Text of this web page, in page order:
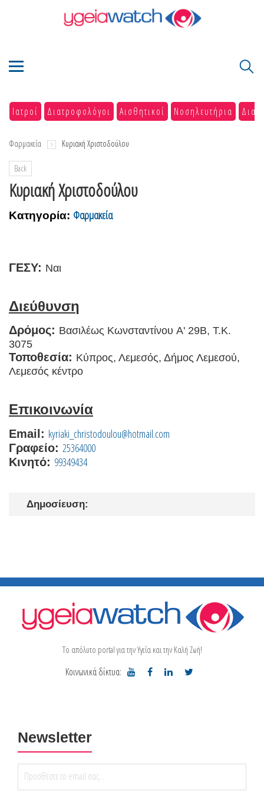
Ιατροί Διατροφολόγοι Αισθητικοί Νοσηλευτήρια
Φαρμακεία Κυριακή Χριστοδούλου
Back
Κυριακή Χριστοδούλου
Κατηγορία: Φαρμακεία
ΓΕΣΥ: Ναι
Διεύθυνση
Δρόμος: Βασιλέως Κωνσταντίνου A' 29B, Τ.Κ.
3075
Τοποθεσία: Κύπρος, Λεμεσός, Δήμος Λεμεσού,
Λεμεσός κέντρο
Επικοινωνία
Email: kyriaki_christodoulou@hotmail.com
Γραφείο: 25364000
Κινητό: 99349434
Δημοσίευση:
Το απόλυτο portal για την Υγεία και την Καλή Ζωή!
Κοινωνικά δίκτυα:
Newsletter